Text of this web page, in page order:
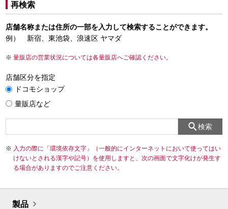
再検索
店舗名称または住所の一部を入力して検索することができます。
例） 新宿、東池袋、浪速区 ヤマダ
量販店の営業状況については各量販店へご確認ください。
店舗区分を指定
ドコモショップ
量販店など
検索
入力の際に「環境依存文字」（一般的にインターネットにおいて使ってはい
けないとされる漢字や記号）を使用しますと、次の画面で文字化けが発生す
る場合がありますのでご注意ください。
製品